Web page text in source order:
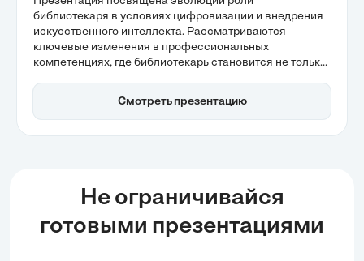
библиотекаря в условиях цифровизации и внедрения
искусственного интеллекта. Рассматриваются
ключевые изменения в профессиональных
компетенциях, где библиотекарь становится не только
цифровых ресурсов. Также акцентируется внимание
на важности автоматизации рутинных задач, что
Смотреть презентацию
Не ограничивайся
готовыми презентациями